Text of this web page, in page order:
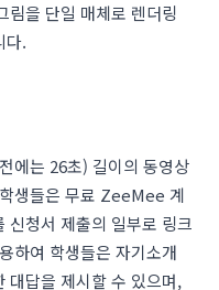
림을 단일 매체로 렌더링
다.
에는 26초) 길이의 동영상
생들은 무료 ZeeMee 계
신청서 제출의 일부로 링크
하여 학생들은 자기소개
대답을 제시할 수 있으며,